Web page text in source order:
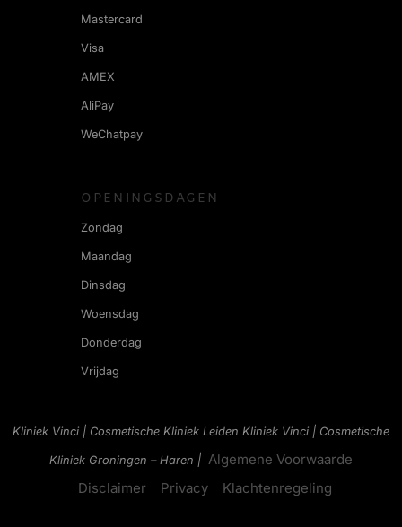
Mastercard
Visa
AMEX
AliPay
WeChatpay
OPENINGSDAGEN
Zondag
Maandag
Dinsdag
Woensdag
Donderdag
Vrijdag
Kliniek Vinci | Cosmetische Kliniek Leiden Kliniek Vinci | Cosmetische
Kliniek Groningen – Haren | Algemene Voorwaarde
Disclaimer
Privacy Klachtenregeling